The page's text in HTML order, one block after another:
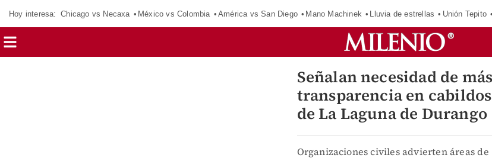
Hoy interesa: Chicago vs Necaxa México vs Colombia América vs San Diego Mano Machinek Lluvia de estrellas Unión Tepito
Señalan necesidad de más
transparencia en cabildos
de La Laguna de Durango
Organizaciones civiles advierten áreas de